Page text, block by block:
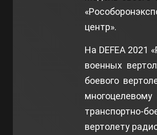
центр».
На DEFEA 2021
военных
боевого
транспортно-
вертолету